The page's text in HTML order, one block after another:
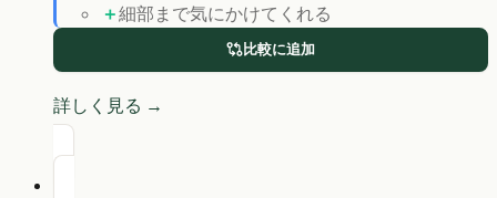
＋細部まで気にかけてくれる
比較に追加
詳しく見る →